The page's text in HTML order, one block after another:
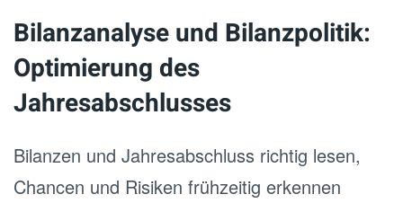
Bilanzanalyse und Bilanzpolitik:
Optimierung des
Jahresabschlusses
Bilanzen und Jahresabschluss richtig lesen,
Chancen und Risiken frühzeitig erkennen